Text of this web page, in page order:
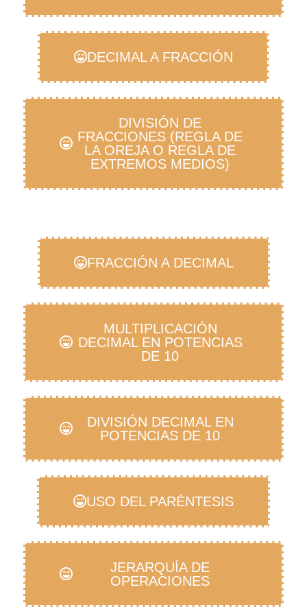
DECIMAL A FRACCIÓN
DIVISIÓN DE
FRACCIONES (REGLA DE
LA OREJA O REGLA DE
EXTREMOS MEDIOS)
FRACCIÓN A DECIMAL
MULTIPLICACIÓN
DECIMAL EN POTENCIAS
DE 10
DIVISIÓN DECIMAL EN
POTENCIAS DE 10
USO DEL PARÉNTESIS
JERARQUÍA DE
OPERACIONES